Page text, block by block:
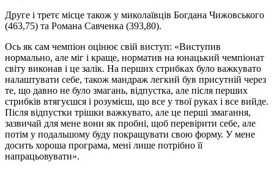
Друге і третє місце також у миколаївців Богдана Чижовського
(463,75) та Романа Савченка (393,80).
Ось як сам чемпіон оцінює свій виступ: «Виступив
нормально, але міг і краще, норматив на юнацький чемпіонат
світу виконав і це залік. На перших стрибках було важкувато
налаштувати себе, також мандраж легкий був присутній через
те, що давно не було змагань, відпустка, але після перших
стрибків втягуєшся і розумієш, що все у твої руках і все вийде.
Після відпустки трішки важкувато, але це перші змагання,
зазвичай для мене вони як пробні, щоб перевірити себе, але
потім у подальшому буду покращувати свою форму. У мене
досить хороша програма, мені лише потрібно її
напрацьовувати».